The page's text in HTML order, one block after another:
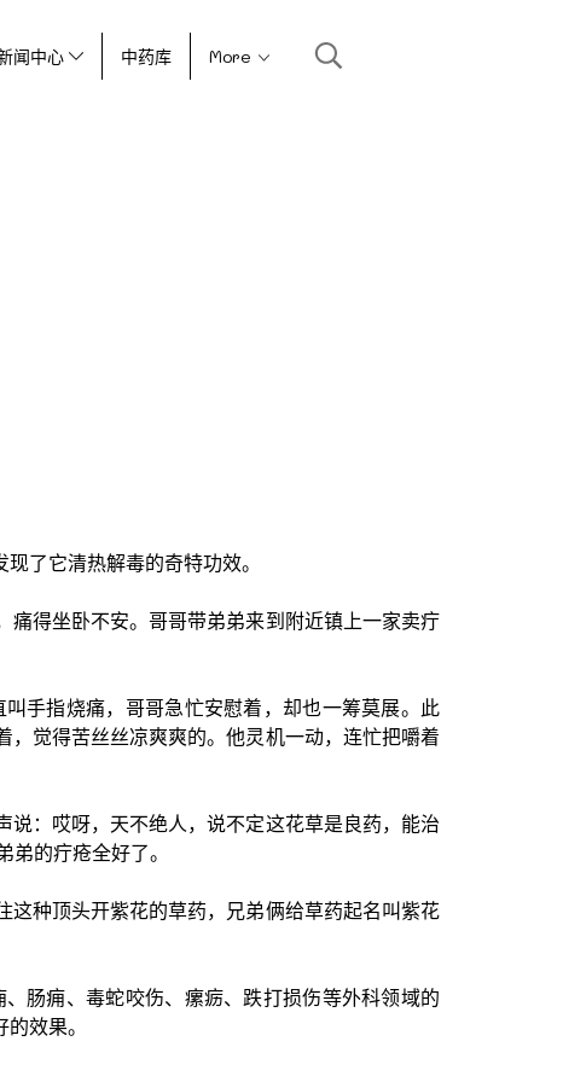
闻中心 中药库 More
了它清热解毒的奇特功效。
得坐卧不安。哥哥带弟弟来到附近镇上一家卖疔
手指烧痛，哥哥急忙安慰着，却也一筹莫展。此
觉得苦丝丝凉爽爽的。他灵机一动，连忙把嚼着
：哎呀，天不绝人，说不定这花草是良药，能治
的疔疮全好了。
种顶头开紫花的草药，兄弟俩给草药起名叫紫花
肠痈、毒蛇咬伤、瘰疬、跌打损伤等外科领域的
效果。